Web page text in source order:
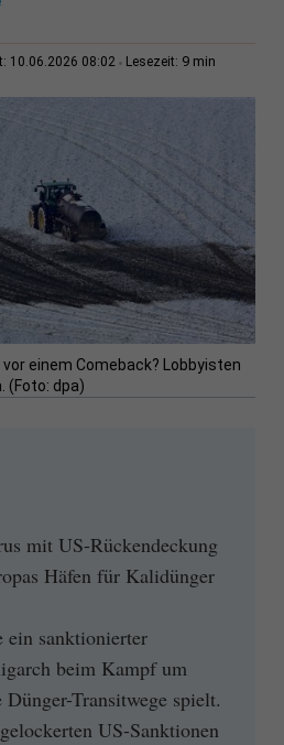
10.06.2026 08:02 Lesezeit: 9 min
einem Comeback? Lobbyisten
(Foto: dpa)
mit US-Rückendeckung
Häfen für Kalidünger
ein sanktionierter
beim Kampf um
Dünger-Transitwege spielt.
US-Sanktionen